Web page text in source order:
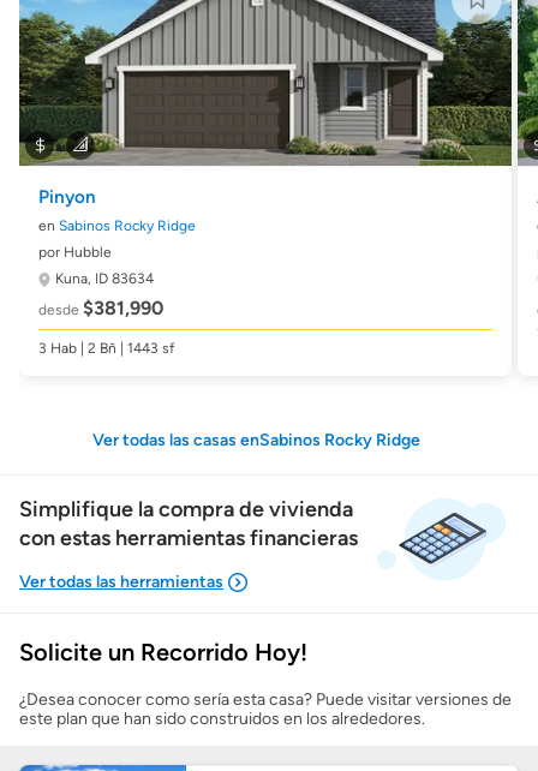
Pinyon
en Sabinos Rocky Ridge
por Hubble
Kuna, ID 83634
desde $381,990
3 Hab | 2 Bñ | 1443 sf
Ver todas las casas enSabinos Rocky Ridge
Simplifique la compra de vivienda
con estas herramientas financieras
Mostrarme lo que puedo pagar
Costos casa nueva vs. usada
Solicite un Recorrido Hoy!
¿Desea conocer como sería esta casa? Puede visitar versiones de
este plan que han sido construidos en los alrededores.